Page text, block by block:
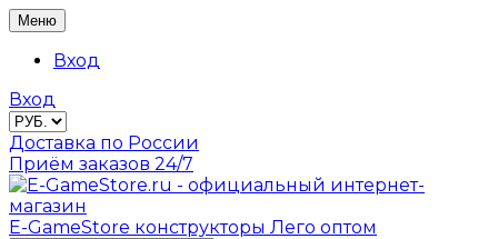
Меню
Вход
Вход
Доставка по России
Приём заказов 24/7
E-GameStore конструкторы Лего оптом